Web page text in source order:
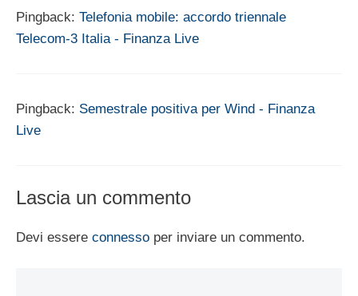
Pingback: Telefonia mobile: accordo triennale
Telecom-3 Italia - Finanza Live
Pingback: Semestrale positiva per Wind - Finanza
Live
Lascia un commento
Devi essere connesso per inviare un commento.